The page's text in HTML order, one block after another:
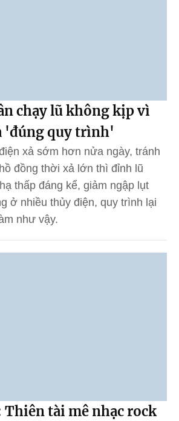
chạy lũ không kịp vì
'đúng quy trình'
xả sớm hơn nửa ngày, tránh
đồng thời xả lớn thì đỉnh lũ
thấp đáng kể, giảm ngập lụt
ở nhiều thủy điện, quy trình lại
như vậy.
tài mê nhạc rock